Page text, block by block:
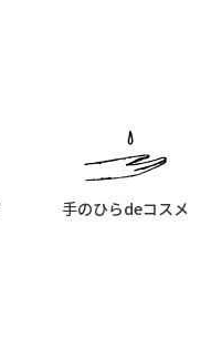
手のひらdeコスメ